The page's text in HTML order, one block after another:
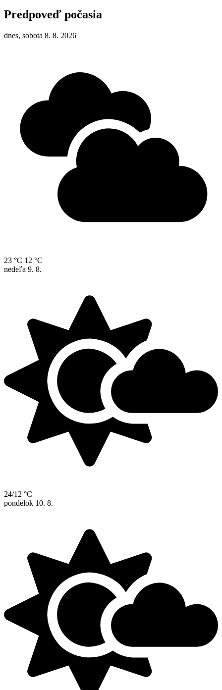
Predpoveď počasia
dnes, sobota 8. 8. 2026
23 °C 12 °C
nedeľa 9. 8.
24/12 °C
pondelok 10. 8.